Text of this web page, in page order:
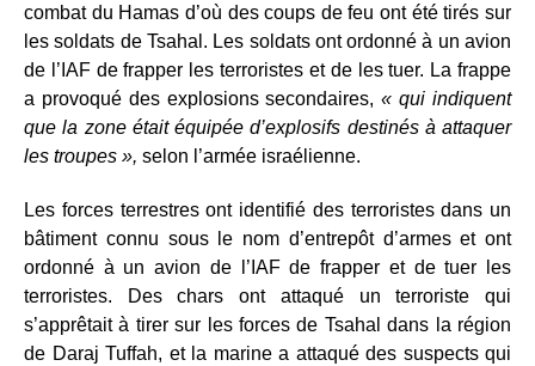
combat du Hamas d’où des coups de feu ont été tirés sur
les soldats de Tsahal. Les soldats ont ordonné à un avion
de l’IAF de frapper les terroristes et de les tuer. La frappe
a provoqué des explosions secondaires,« qui indiquent
que la zone était équipée d’explosifs destinés à attaquer
les troupes », selon l’armée israélienne.
Les forces terrestres ont identifié des terroristes dans un
bâtiment connu sous le nom d’entrepôt d’armes et ont
ordonné à un avion de l’IAF de frapper et de tuer les
terroristes. Des chars ont attaqué un terroriste qui
s’apprêtait à tirer sur les forces de Tsahal dans la région
de Daraj Tuffah, et la marine a attaqué des suspects qui